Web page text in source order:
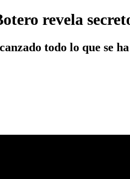
revela
todo lo que se